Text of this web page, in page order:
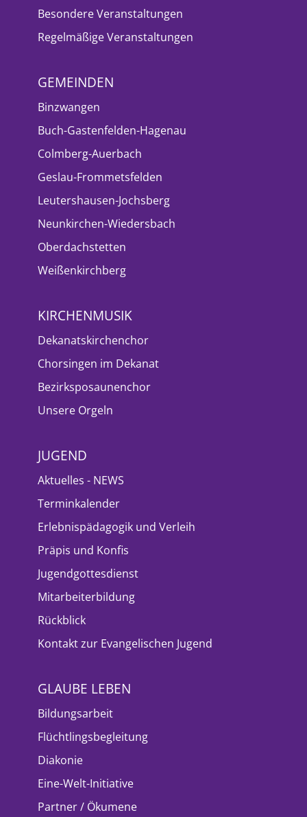
Besondere Veranstaltungen
Regelmäßige Veranstaltungen
GEMEINDEN
Binzwangen
Buch-Gastenfelden-Hagenau
Colmberg-Auerbach
Geslau-Frommetsfelden
Leutershausen-Jochsberg
Neunkirchen-Wiedersbach
Oberdachstetten
Weißenkirchberg
KIRCHENMUSIK
Dekanatskirchenchor
Chorsingen im Dekanat
Bezirksposaunenchor
Unsere Orgeln
JUGEND
Aktuelles - NEWS
Terminkalender
Erlebnispädagogik und Verleih
Präpis und Konfis
Jugendgottesdienst
Mitarbeiterbildung
Rückblick
Kontakt zur Evangelischen Jugend
GLAUBE LEBEN
Bildungsarbeit
Flüchtlingsbegleitung
Diakonie
Eine-Welt-Initiative
Partner / Ökumene